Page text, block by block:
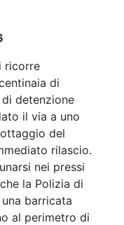
ricorre
di
detenzione
il via a uno
del
rilascio.
nei pressi
la Polizia di
barricata
al perimetro di